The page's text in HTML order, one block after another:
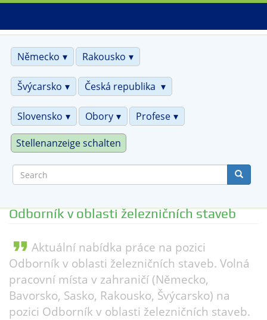
Skip
main
content
Německo
Rakousko
Švýcarsko Česká republika
Slovensko Obory Profese
Stellenanzeige schalten
Odborník v oblasti železničních staveb
format_quote Aktuální nabídka práce na pozici
Odborník v oblasti železničních staveb. Volná
pracovní místa v zahraničí (Německo,
Bavorsko, Sasko, Rakousko, Švýcarsko) na
pozici Odborník v oblasti železničních staveb.